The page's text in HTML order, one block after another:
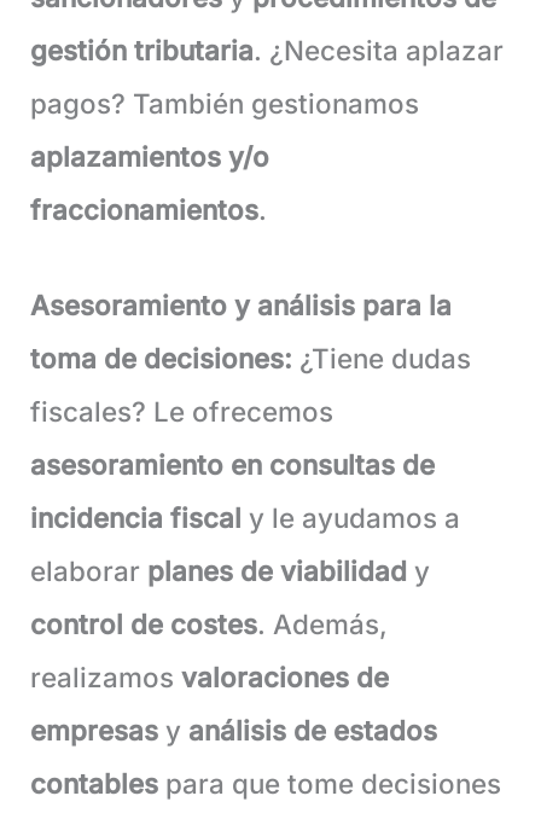
gestión tributaria. ¿Necesita aplazar
pagos? También gestionamos
aplazamientos y/o
fraccionamientos.
Asesoramiento y análisis para la
toma de decisiones: ¿Tiene dudas
fiscales? Le ofrecemos
asesoramiento en consultas de
incidencia fiscal y le ayudamos a
elaborar planes de viabilidad y
control de costes. Además,
realizamos valoraciones de
empresas y análisis de estados
contables para que tome decisiones